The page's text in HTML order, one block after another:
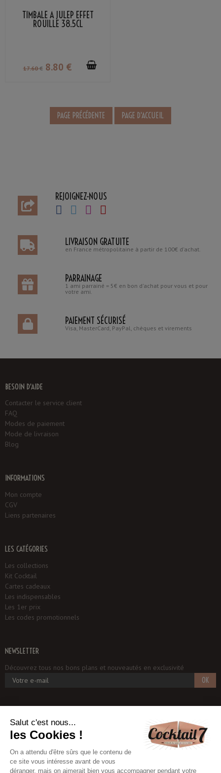
TIMBALE À JULEP EFFET
ROUILLE 38.5CL
17.60 € 8.80 €
REJOIGNEZ-NOUS
LIVRAISON GRATUITE
en France métropolitaine à partir de 100€ d'achat.
PARRAINAGE
1 ami parrainé = 5€ en bon d'achat pour vous et pour
votre ami.
PAIEMENT SÉCURISÉ
Visa, MasterCard, PayPal, chèques et virements
BESOIN D'AIDE
Contacter le service client
FAQ
Modes de paiement
Mode de livraison
Blog
INFORMATIONS
Mon compte
CGV
Liens partenaires
LES CATÉGORIES
Les collections
Kit Cocktail
Cartes cadeaux
Les indispensables
Les 1er prix
Les codes promotionnels
NEWSLETTER
Découvrez tous nos bons plans et nouveautés en exclusivité
OK
93250 VILLEMOMBLE
06 18 97 33 75